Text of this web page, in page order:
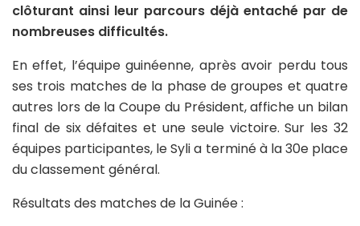
clôturant ainsi leur parcours déjà entaché par de
nombreuses difficultés.
En effet, l’équipe guinéenne, après avoir perdu tous
ses trois matches de la phase de groupes et quatre
autres lors de la Coupe du Président, affiche un bilan
final de six défaites et une seule victoire. Sur les 32
équipes participantes, le Syli a terminé à la 30e place
du classement général.
Résultats des matches de la Guinée :